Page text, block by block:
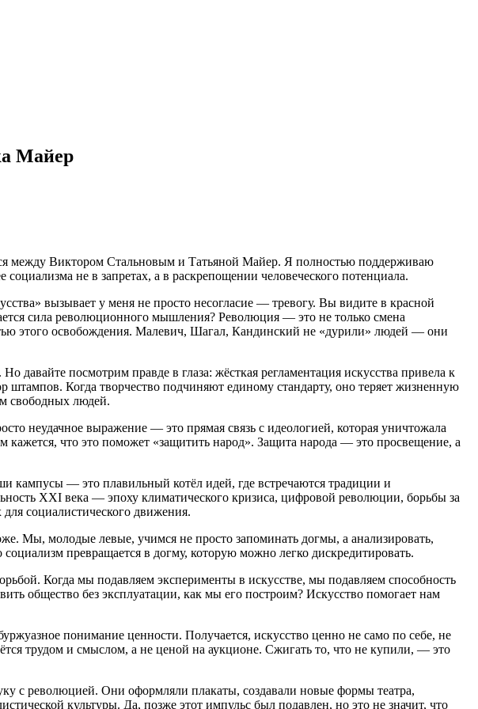
Майер
между Виктором Стальновым и Татьяной Майер. Я полностью поддерживаю
не в запретах, а в раскрепощении человеческого потенциала.
вызывает у меня не просто несогласие — тревогу. Вы видите в красной
сила революционного мышления? Революция — это не только смена
этого освобождения. Малевич, Шагал, Кандинский не «дурили» людей — они
давайте посмотрим правде в глаза: жёсткая регламентация искусства привела к
Когда творчество подчиняют единому стандарту, оно теряет жизненную
свободных людей.
неудачное выражение — это прямая связь с идеологией, которая уничтожала
что это поможет «защитить народ». Защита народа — это просвещение, а
кампусы — это плавильный котёл идей, где встречаются традиции и
XXI века — эпоху климатического кризиса, цифровой революции, борьбы за
социалистического движения.
Мы, молодые левые, учимся не просто запоминать догмы, а анализировать,
превращается в догму, которую можно легко дискредитировать.
Когда мы подавляем эксперименты в искусстве, мы подавляем способность
общество без эксплуатации, как мы его построим? Искусство помогает нам
понимание ценности. Получается, искусство ценно не само по себе, не
трудом и смыслом, а не ценой на аукционе. Сжигать то, что не купили, — это
с революцией. Они оформляли плакаты, создавали новые формы театра,
культуры. Да, позже этот импульс был подавлен, но это не значит, что